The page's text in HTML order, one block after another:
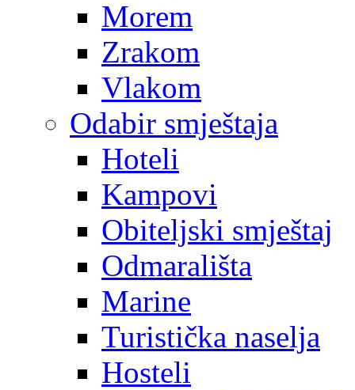
Morem
Zrakom
Vlakom
Odabir smještaja
Hoteli
Kampovi
Obiteljski smještaj
Odmarališta
Marine
Turistička naselja
Hosteli